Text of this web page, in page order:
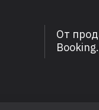
От